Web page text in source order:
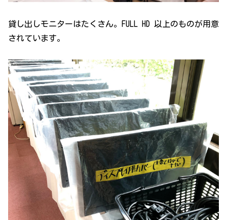
貸し出しモニターはたくさん。FULL HD 以上のものが用意
されています。